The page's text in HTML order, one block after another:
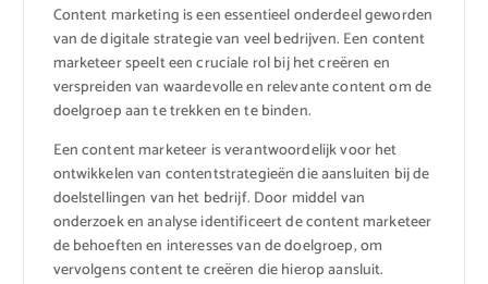
Content marketing is een essentieel onderdeel geworden
van de digitale strategie van veel bedrijven. Een content
marketeer speelt een cruciale rol bij het creëren en
verspreiden van waardevolle en relevante content om de
doelgroep aan te trekken en te binden.
Een content marketeer is verantwoordelijk voor het
ontwikkelen van contentstrategieën die aansluiten bij de
doelstellingen van het bedrijf. Door middel van
onderzoek en analyse identificeert de content marketeer
de behoeften en interesses van de doelgroep, om
vervolgens content te creëren die hierop aansluit.